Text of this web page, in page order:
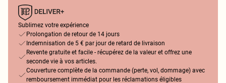
Sublimez votre expérience
Prolongation de retour de 14 jours
Indemnisation de 5 € par jour de retard de livraison
Revente gratuite et facile - récupérez de la valeur et offrez une
seconde vie à vos articles.
Couverture complète de la commande (perte, vol, dommage) avec
remboursement immédiat pour les réclamations éligibles